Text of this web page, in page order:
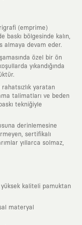
(emprime)
bölgesinde kalın,
almaya devam eder.
özel bir ön
yıkandığında
rahatsızlık yaratan
talimatları ve beden
tekniğiyle
derinlemesine
sertifikalı
yıllarca solmaz,
kaliteli pamuktan
materyal